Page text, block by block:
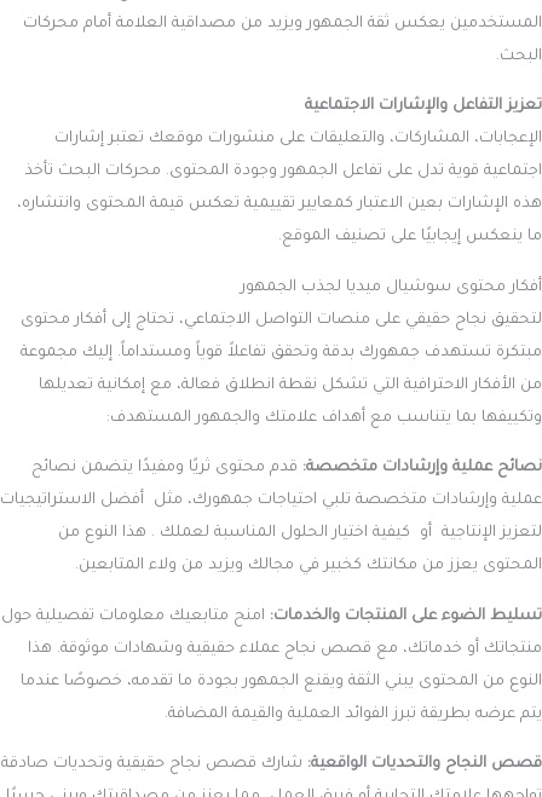
المستخدمين يعكس ثقة الجمهور ويزيد من مصداقية العلامة أمام محركات
البحث.
تعزيز التفاعل والإشارات الاجتماعية
الإعجابات، المشاركات، والتعليقات على منشورات موقعك تعتبر إشارات
اجتماعية قوية تدل على تفاعل الجمهور وجودة المحتوى. محركات البحث تأخذ
هذه الإشارات بعين الاعتبار كمعايير تقييمية تعكس قيمة المحتوى وانتشاره،
ما ينعكس إيجابيًا على تصنيف الموقع.
أفكار محتوى سوشيال ميديا لجذب الجمهور
لتحقيق نجاح حقيقي على منصات التواصل الاجتماعي، تحتاج إلى أفكار محتوى
مبتكرة تستهدف جمهورك بدقة وتحقق تفاعلاً قوياً ومستداماً. إليك مجموعة
من الأفكار الاحترافية التي تشكل نقطة انطلاق فعالة، مع إمكانية تعديلها
وتكييفها بما يتناسب مع أهداف علامتك والجمهور المستهدف:
نصائح عملية وإرشادات متخصصة: قدم محتوى ثريًا ومفيدًا يتضمن نصائح
عملية وإرشادات متخصصة تلبي احتياجات جمهورك، مثل أفضل الاستراتيجيات
لتعزيز الإنتاجية أو كيفية اختيار الحلول المناسبة لعملك . هذا النوع من
المحتوى يعزز من مكانتك كخبير في مجالك ويزيد من ولاء المتابعين.
تسليط الضوء على المنتجات والخدمات: امنح متابعيك معلومات تفصيلية حول
منتجاتك أو خدماتك، مع قصص نجاح عملاء حقيقية وشهادات موثوقة. هذا
النوع من المحتوى يبني الثقة ويقنع الجمهور بجودة ما تقدمه، خصوصًا عندما
يتم عرضه بطريقة تبرز الفوائد العملية والقيمة المضافة.
قصص النجاح والتحديات الواقعية: شارك قصص نجاح حقيقية وتحديات صادقة